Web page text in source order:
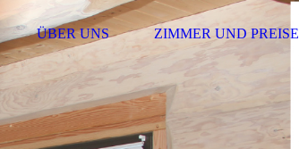
ÜBER UNS ZIMMER UND PREISE